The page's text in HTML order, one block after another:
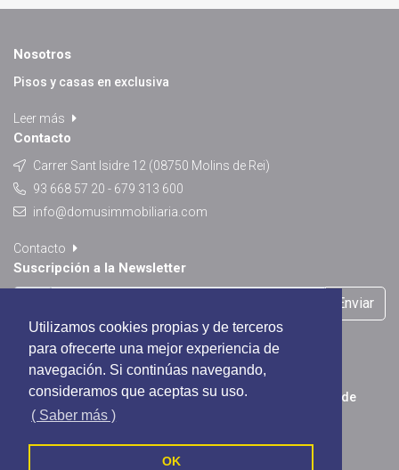
Utilizamos cookies propias y de terceros
para ofrecerte una mejor experiencia de
navegación. Si continúas navegando,
consideramos que aceptas su uso.
( Saber más )
OK
Nosotros
Pisos y casas en exclusiva
Leer más
Contacto
Carrer Sant Isidre 12 (08750 Molins de Rei)
93 668 57 20 - 679 313 600
info@domusimmobiliaria.com
Contacto
Suscripción a la Newsletter
Enviar
Suscribirte a nuestra Newsletter, serás informado de las
mejores promociones, ofertas especiales y novedades de
nuestro portal.